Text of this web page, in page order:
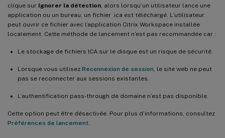
clique sur Ignorer la détection , alors lorsqu’un utilisateur lance une
application ou un bureau, un fichier .ica est téléchargé. L’utilisateur
peut ouvrir ce fichier avec l’application Citrix Workspace installée
localement. Cette méthode de lancement n’est pas recommandée car :
Le stockage de fichiers ICA sur le disque est un risque de sécurité.
Lorsque vous utilisez Reconnexion de session , le site web ne peut
pas se reconnecter aux sessions existantes.
L’authentification pass-through de domaine n’est pas disponible.
Cette option peut être désactivée. Pour plus d’informations, consultez
Préférences de lancement